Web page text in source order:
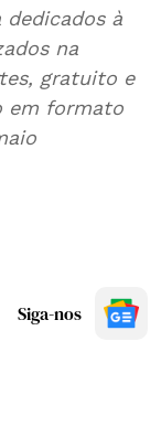
dedicados à
na
gratuito e
em formato
Siga-nos